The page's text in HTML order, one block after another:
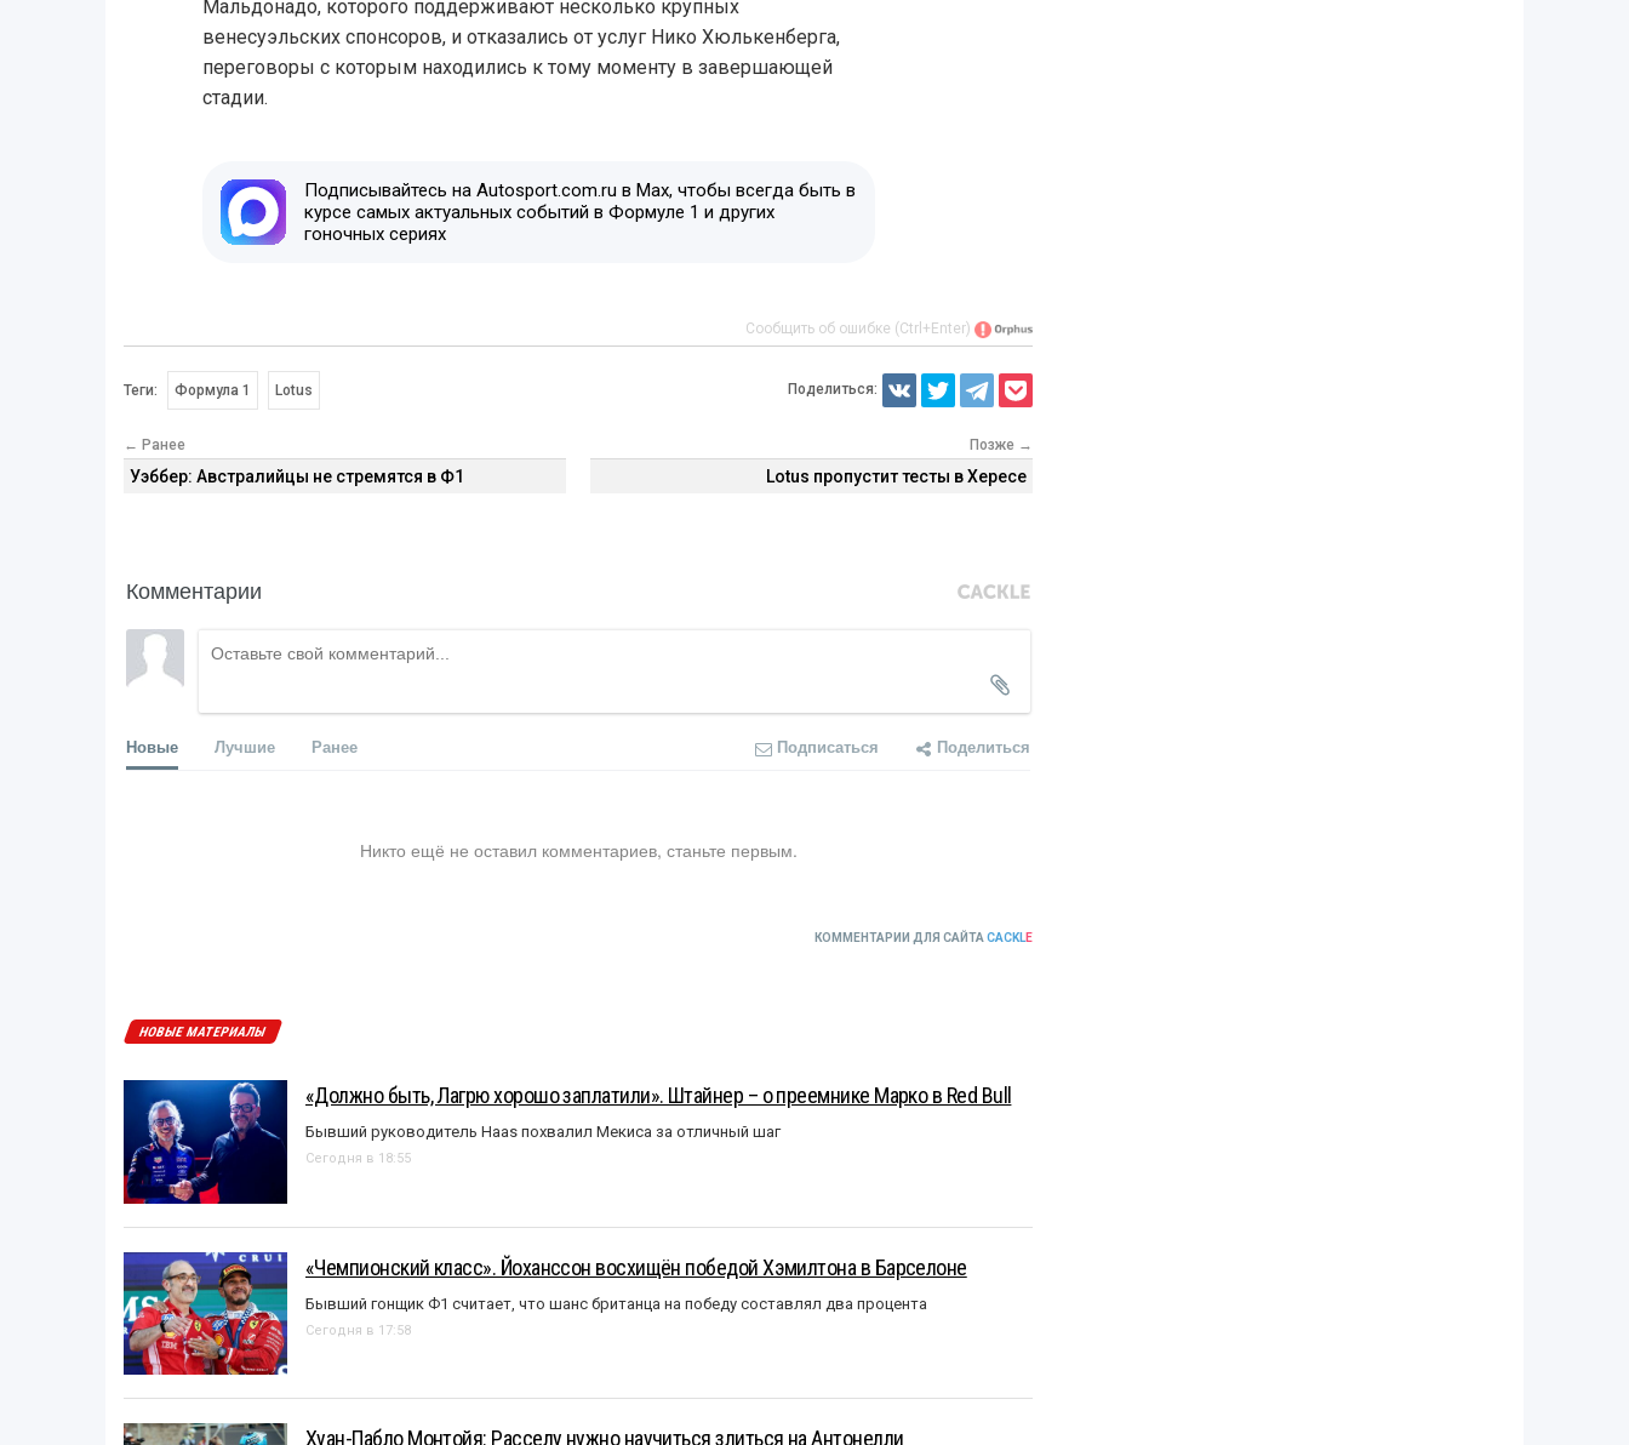
Мальдонадо, которого поддерживают несколько крупных
венесуэльских спонсоров, и отказались от услуг Нико Хюлькенберга,
переговоры с которым находились к тому моменту в завершающей
стадии.
Подписывайтесь на Autosport.com.ru в Max, чтобы всегда быть в
курсе самых актуальных событий в Формуле 1 и других
гоночных сериях
Сообщить об ошибке (Ctrl+Enter)
Теги: Формула 1 Lotus Поделиться:
← Ранее
Уэббер: Австралийцы не стремятся в Ф1
Позже →
Lotus пропустит тесты в Хересе
Комментарии
Новые Лучшие Ранее Подписаться Поделиться
Никто ещё не оставил комментариев, станьте первым.
КОММЕНТАРИИ ДЛЯ САЙТАCACKLE
НОВЫЕ МАТЕРИАЛЫ
«Должно быть, Лагрю хорошо заплатили». Штайнер – о преемнике Марко в Red Bull
Бывший руководитель Haas похвалил Мекиса за отличный шаг
Сегодня в 18:55
«Чемпионский класс». Йоханссон восхищён победой Хэмилтона в Барселоне
Бывший гонщик Ф1 считает, что шанс британца на победу составлял два процента
Сегодня в 17:58
Хуан-Пабло Монтойя: Расселу нужно научиться злиться на Антонелли